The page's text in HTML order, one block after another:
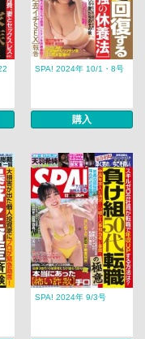
SPA! 2024年 10/1・8号
購入
SPA! 2024年 9/3号